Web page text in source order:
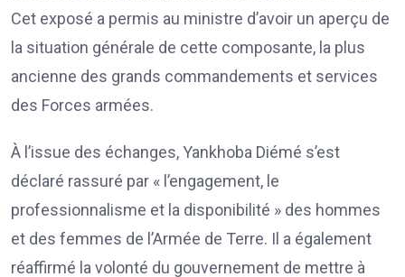
Cet exposé a permis au ministre d’avoir un aperçu de
la situation générale de cette composante, la plus
ancienne des grands commandements et services
des Forces armées.
À l’issue des échanges, Yankhoba Diémé s’est
déclaré rassuré par « l’engagement, le
professionnalisme et la disponibilité » des hommes
et des femmes de l’Armée de Terre. Il a également
réaffirmé la volonté du gouvernement de mettre à